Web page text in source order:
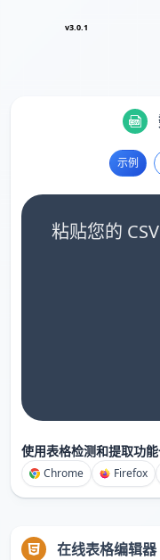
v3.0.1
示例
粘贴您的
使用表格检测和提取功
Chrome Firefox
在线表格编辑器